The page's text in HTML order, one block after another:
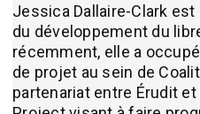
Jessica Dallaire-Clark
du développement du
récemment, elle a
de projet au sein de
partenariat entre Érudit